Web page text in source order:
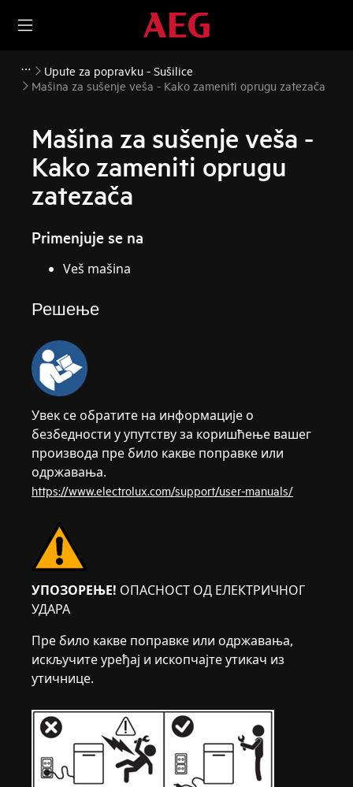
Upute za popravku - Sušilice
Mašina za sušenje veša - Kako zameniti oprugu zatezača
Mašina za sušenje veša -
Kako zameniti oprugu
zatezača
Primenjuje se na
Veš mašina
Решење
Увек се обратите на информације о
безбедности у упутству за коришћење вашег
производа пре било какве поправке или
одржавања.
https://www.electrolux.com/support/user-manuals/
УПОЗОРЕЊЕ! ОПАСНОСТ ОД ЕЛЕКТРИЧНОГ
УДАРА
Пре било какве поправке или одржавања,
искључите уређај и ископчајте утикач из
утичнице.